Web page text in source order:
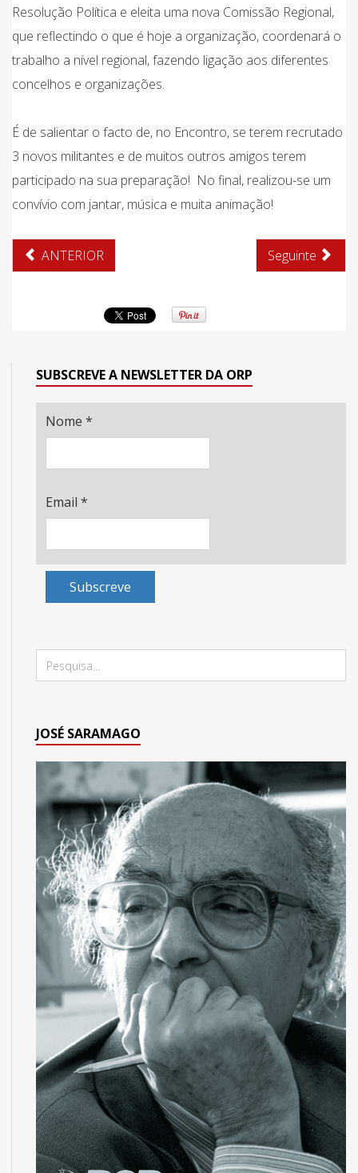
Resolução Política e eleita uma nova Comissão Regional,
que reflectindo o que é hoje a organização, coordenará o
trabalho a nível regional, fazendo ligação aos diferentes
concelhos e organizações.
É de salientar o facto de, no Encontro, se terem recrutado
3 novos militantes e de muitos outros amigos terem
participado na sua preparação! No final, realizou-se um
convívio com jantar, música e muita animação!
ANTERIOR Seguinte
SUBSCREVE A NEWSLETTER DA ORP
Nome *
Email *
Subscreve
JOSÉ SARAMAGO